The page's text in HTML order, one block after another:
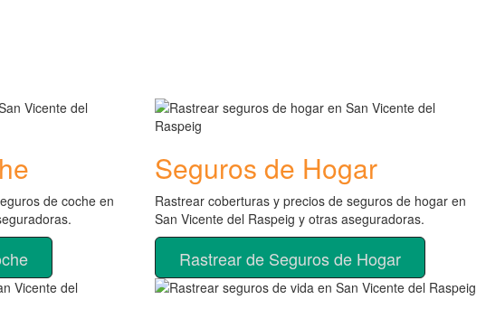
de coche en
Seguros de Hogar
Rastrear coberturas y precios de seguros de hogar en
San Vicente del Raspeig y otras aseguradoras.
Rastrear de Seguros de Hogar